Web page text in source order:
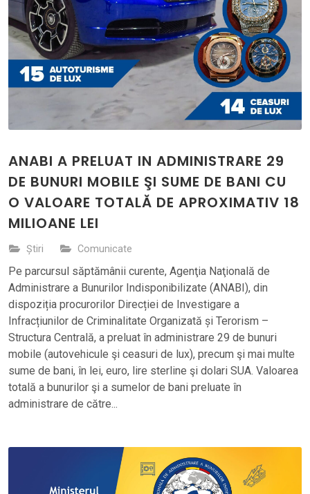
ANABI A PRELUAT IN ADMINISTRARE 29
DE BUNURI MOBILE ŞI SUME DE BANI CU
O VALOARE TOTALĂ DE APROXIMATIV 18
MILIOANE LEI
Știri Comunicate
Pe parcursul săptămânii curente, Agenţia Naţională de
Administrare a Bunurilor Indisponibilizate (ANABI), din
dispoziția procurorilor Direcției de Investigare a
Infracțiunilor de Criminalitate Organizată și Terorism –
Structura Centrală, a preluat în administrare 29 de bunuri
mobile (autovehicule şi ceasuri de lux), precum şi mai multe
sume de bani, în lei, euro, lire sterline şi dolari SUA. Valoarea
totală a bunurilor şi a sumelor de bani preluate în
administrare de către...